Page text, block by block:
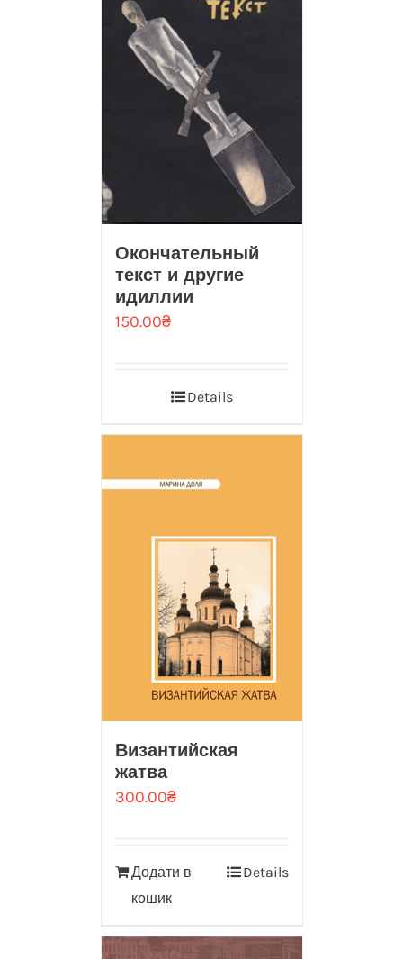
Окончательный
текст и другие
идиллии
150.00₴
Details
Византийская
жатва
300.00₴
Додати в
кошик
Details